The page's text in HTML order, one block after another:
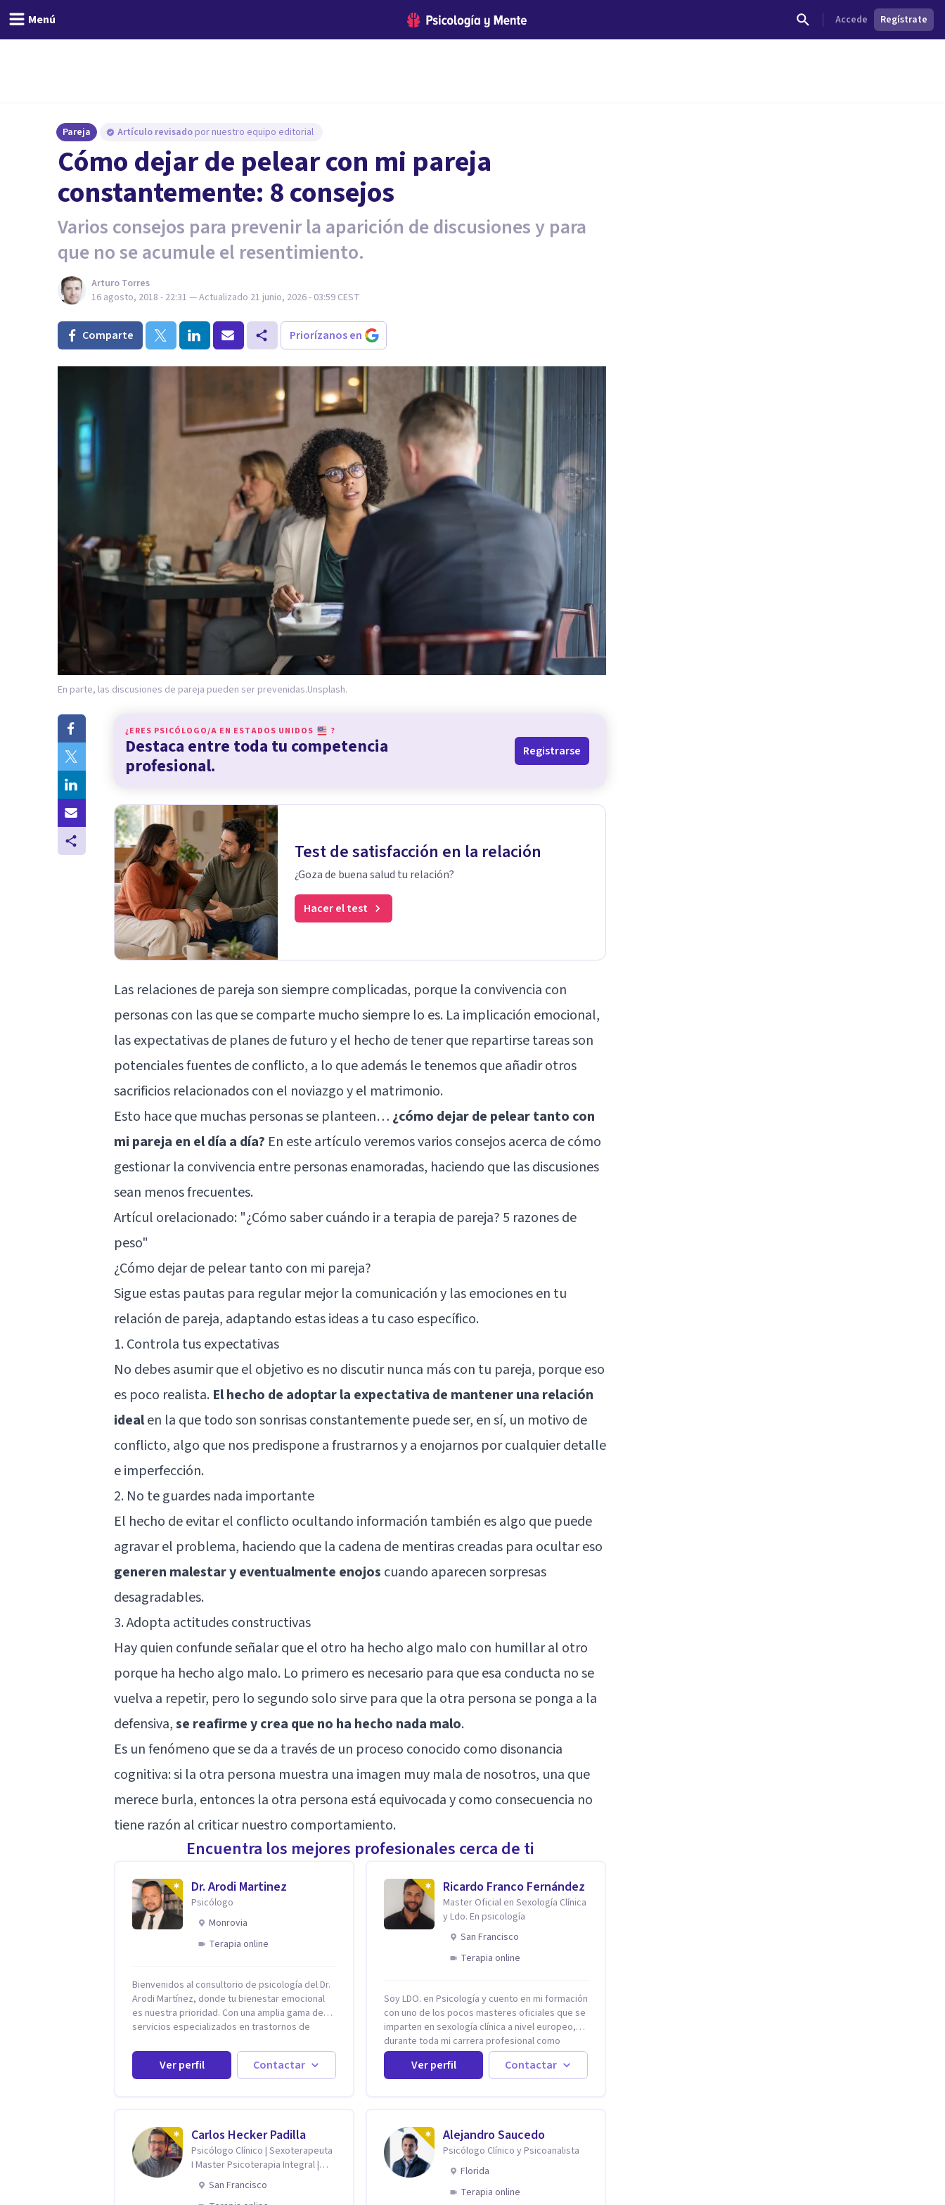
Menú Accede Regístrate
Pareja Artículo revisado por nuestro equipo editorial
Cómo dejar de pelear con mi pareja
constantemente: 8 consejos
Varios consejos para prevenir la aparición de discusiones y para
que no se acumule el resentimiento.
Arturo Torres
16 agosto, 2018 - 22:31 — Actualizado 21 junio, 2026 - 03:59 CEST
Comparte Priorízanos en
En parte, las discusiones de pareja pueden ser prevenidas.Unsplash.
¿ERES PSICÓLOGO/A EN ESTADOS UNIDOS ?
Destaca entre toda tu competencia
profesional.
Registrarse
Test de satisfacción en la relación
¿Goza de buena salud tu relación?
Hacer el test
Las relaciones de pareja son siempre complicadas, porque la convivencia con
personas con las que se comparte mucho siempre lo es. La implicación emocional,
las expectativas de planes de futuro y el hecho de tener que repartirse tareas son
potenciales fuentes de conflicto, a lo que además le tenemos que añadir otros
sacrificios relacionados con el noviazgo y el matrimonio.
Esto hace que muchas personas se planteen… ¿cómo dejar de pelear tanto con
mi pareja en el día a día? En este artículo veremos varios consejos acerca de cómo
gestionar la convivencia entre personas enamoradas, haciendo que las discusiones
sean menos frecuentes.
Artícul orelacionado: "¿Cómo saber cuándo ir a terapia de pareja? 5 razones de
peso"
¿Cómo dejar de pelear tanto con mi pareja?
Sigue estas pautas para regular mejor la comunicación y las emociones en tu
relación de pareja, adaptando estas ideas a tu caso específico.
1. Controla tus expectativas
No debes asumir que el objetivo es no discutir nunca más con tu pareja, porque eso
es poco realista. El hecho de adoptar la expectativa de mantener una relación
idealen la que todo son sonrisas constantemente puede ser, en sí, un motivo de
conflicto, algo que nos predispone a frustrarnos y a enojarnos por cualquier detalle
e imperfección.
2. No te guardes nada importante
El hecho de evitar el conflicto ocultando información también es algo que puede
agravar el problema, haciendo que la cadena de mentiras creadas para ocultar eso
generen malestar y eventualmente enojos cuando aparecen sorpresas
desagradables.
3. Adopta actitudes constructivas
Hay quien confunde señalar que el otro ha hecho algo malo con humillar al otro
porque ha hecho algo malo. Lo primero es necesario para que esa conducta no se
vuelva a repetir, pero lo segundo solo sirve para que la otra persona se ponga a la
defensiva,se reafirme y crea que no ha hecho nada malo.
Es un fenómeno que se da a través de un proceso conocido como disonancia
cognitiva: si la otra persona muestra una imagen muy mala de nosotros, una que
merece burla, entonces la otra persona está equivocada y como consecuencia no
tiene razón al criticar nuestro comportamiento.
Encuentra los mejores profesionales cerca de ti
Dr. Arodi Martinez
Psicólogo
Monrovia
Terapia online
Bienvenidos al consultorio de psicología del Dr.
Arodi Martínez, donde tu bienestar emocional
es nuestra prioridad. Con una amplia gama de
servicios especializados en trastornos de
emocionales, estamos dedicados a ofrecerte el
mejor tratamiento para mejorar tu salud mental.
En nuestro consultorio, ofrecemos una variedad
para Trastornos de Ansiedad y Depresión:
Somos expertos en el tratamiento de la
ansiedad y la depresión, utilizando enfoques
basados en evidencia para ayudarte a
recuperar tu bienestar emocional. Terapia
Ver perfil Contactar
Ricardo Franco Fernández
Master Oficial en Sexología Clínica
y Ldo. En psicología
San Francisco
Terapia online
Soy LDO. en Psicología y cuento en mi formación
con uno de los pocos masteres oficiales que se
imparten en sexología clínica a nivel europeo,
durante toda mi carrera profesional como
psicólogo-sexólogo he estado enfocado en la
terapia sexual desde una perspectiva
multidisciplinar BIO-PSICO-SOCIAL ya que
otros factores la terapia puede no funcionar al
tener una visión demasiado simplista,
excluyendo de antemano otros factores que
pueden influir. Mi intención es ayudar para
conseguir una mejora global de tu sexualidad,
considerando cada caso como algo particular e
Ver perfil Contactar
Carlos Hecker Padilla
Psicólogo Clínico | Sexoterapeuta
I Master Psicoterapia Integral |
Terapeuta de Pareja
San Francisco
Alejandro Saucedo
Psicólogo Clínico y Psicoanalista
Florida
Terapia online